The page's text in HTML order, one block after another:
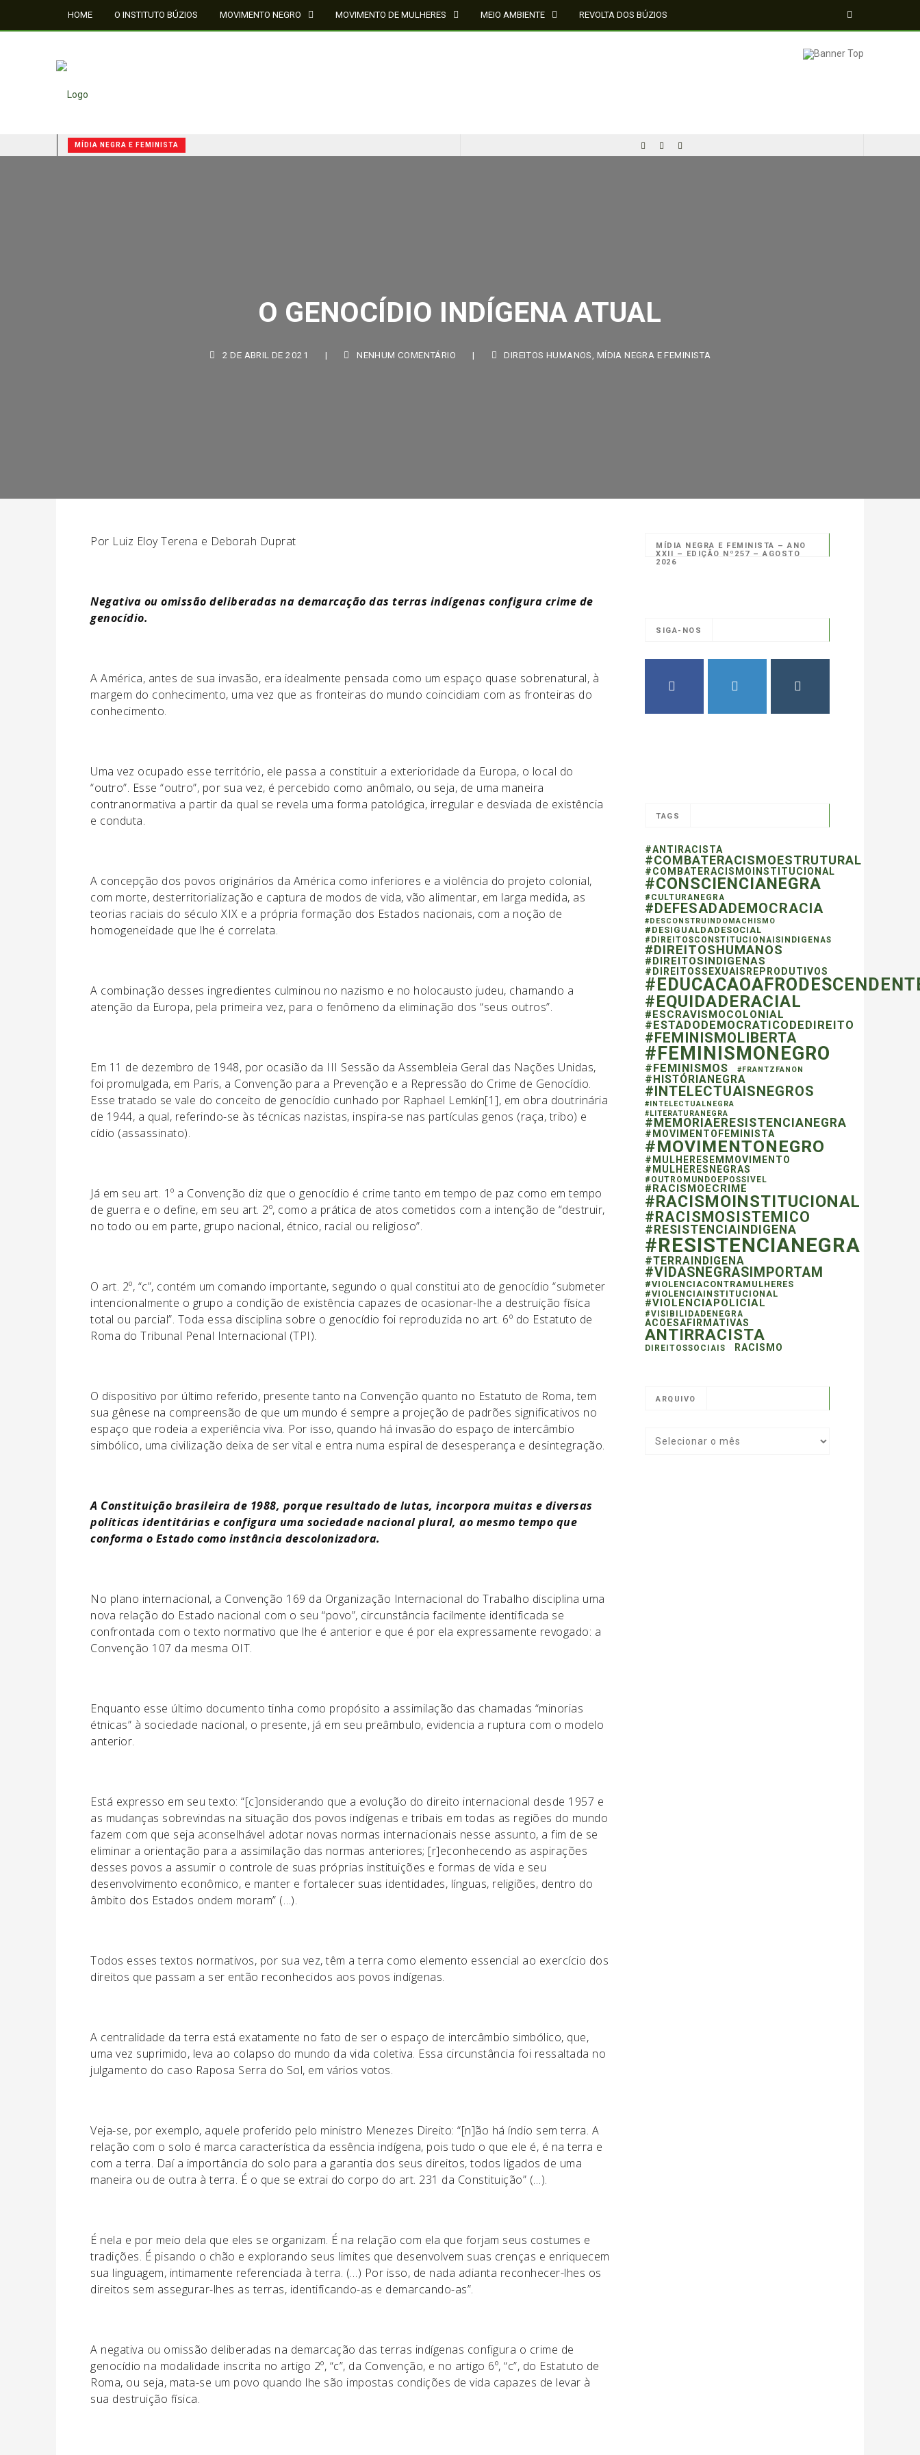
HOME O INSTITUTO BÚZIOS MOVIMENTO NEGRO MOVIMENTO DE MULHERES MEIO AMBIENTE REVOLTA DOS BÚZIOS
MÍDIA NEGRA E FEMINISTA
O GENOCÍDIO INDÍGENA ATUAL
Por Luiz Eloy Terena e Deborah Duprat
Negativa ou omissão deliberadas na demarcação das terras indígenas configura crime de
genocídio.
A América, antes de sua invasão, era idealmente pensada como um espaço quase sobrenatural, à
margem do conhecimento, uma vez que as fronteiras do mundo coincidiam com as fronteiras do
conhecimento.
Uma vez ocupado esse território, ele passa a constituir a exterioridade da Europa, o local do
“outro”. Esse “outro”, por sua vez, é percebido como anômalo, ou seja, de uma maneira
contranormativa a partir da qual se revela uma forma patológica, irregular e desviada de existência
e conduta.
A concepção dos povos originários da América como inferiores e a violência do projeto colonial,
com morte, desterritorialização e captura de modos de vida, vão alimentar, em larga medida, as
teorias raciais do século XIX e a própria formação dos Estados nacionais, com a noção de
homogeneidade que lhe é correlata.
A combinação desses ingredientes culminou no nazismo e no holocausto judeu, chamando a
atenção da Europa, pela primeira vez, para o fenômeno da eliminação dos “seus outros”.
Em 11 de dezembro de 1948, por ocasião da III Sessão da Assembleia Geral das Nações Unidas,
foi promulgada, em Paris, a Convenção para a Prevenção e a Repressão do Crime de Genocídio.
Esse tratado se vale do conceito de genocídio cunhado por Raphael Lemkin[1], em obra doutrinária
de 1944, a qual, referindo-se às técnicas nazistas, inspira-se nas partículas genos (raça, tribo) e
cídio (assassinato).
Já em seu art. 1º a Convenção diz que o genocídio é crime tanto em tempo de paz como em tempo
de guerra e o define, em seu art. 2º, como a prática de atos cometidos com a intenção de “destruir,
no todo ou em parte, grupo nacional, étnico, racial ou religioso”.
O art. 2º, “c”, contém um comando importante, segundo o qual constitui ato de genocídio “submeter
intencionalmente o grupo a condição de existência capazes de ocasionar-lhe a destruição física
total ou parcial”. Toda essa disciplina sobre o genocídio foi reproduzida no art. 6º do Estatuto de
Roma do Tribunal Penal Internacional (TPI).
O dispositivo por último referido, presente tanto na Convenção quanto no Estatuto de Roma, tem
sua gênese na compreensão de que um mundo é sempre a projeção de padrões significativos no
espaço que rodeia a experiência viva. Por isso, quando há invasão do espaço de intercâmbio
simbólico, uma civilização deixa de ser vital e entra numa espiral de desesperança e desintegração.
A Constituição brasileira de 1988, porque resultado de lutas, incorpora muitas e diversas
políticas identitárias e configura uma sociedade nacional plural, ao mesmo tempo que
conforma o Estado como instância descolonizadora.
No plano internacional, a Convenção 169 da Organização Internacional do Trabalho disciplina uma
nova relação do Estado nacional com o seu “povo”, circunstância facilmente identificada se
confrontada com o texto normativo que lhe é anterior e que é por ela expressamente revogado: a
Convenção 107 da mesma OIT.
Enquanto esse último documento tinha como propósito a assimilação das chamadas “minorias
étnicas” à sociedade nacional, o presente, já em seu preâmbulo, evidencia a ruptura com o modelo
anterior.
Está expresso em seu texto: “[c]onsiderando que a evolução do direito internacional desde 1957 e
as mudanças sobrevindas na situação dos povos indígenas e tribais em todas as regiões do mundo
fazem com que seja aconselhável adotar novas normas internacionais nesse assunto, a fim de se
eliminar a orientação para a assimilação das normas anteriores; [r]econhecendo as aspirações
desses povos a assumir o controle de suas próprias instituições e formas de vida e seu
desenvolvimento econômico, e manter e fortalecer suas identidades, línguas, religiões, dentro do
âmbito dos Estados ondem moram” (…).
Todos esses textos normativos, por sua vez, têm a terra como elemento essencial ao exercício dos
direitos que passam a ser então reconhecidos aos povos indígenas.
A centralidade da terra está exatamente no fato de ser o espaço de intercâmbio simbólico, que,
uma vez suprimido, leva ao colapso do mundo da vida coletiva. Essa circunstância foi ressaltada no
julgamento do caso Raposa Serra do Sol, em vários votos.
Veja-se, por exemplo, aquele proferido pelo ministro Menezes Direito: “[n]ão há índio sem terra. A
relação com o solo é marca característica da essência indígena, pois tudo o que ele é, é na terra e
com a terra. Daí a importância do solo para a garantia dos seus direitos, todos ligados de uma
maneira ou de outra à terra. É o que se extrai do corpo do art. 231 da Constituição” (…).
É nela e por meio dela que eles se organizam. É na relação com ela que forjam seus costumes e
tradições. É pisando o chão e explorando seus limites que desenvolvem suas crenças e enriquecem
sua linguagem, intimamente referenciada à terra. (…) Por isso, de nada adianta reconhecer-lhes os
direitos sem assegurar-lhes as terras, identificando-as e demarcando-as”.
A negativa ou omissão deliberadas na demarcação das terras indígenas configura o crime de
genocídio na modalidade inscrita no artigo 2º, “c”, da Convenção, e no artigo 6º, “c”, do Estatuto de
Roma, ou seja, mata-se um povo quando lhe são impostas condições de vida capazes de levar à
sua destruição física.
MÍDIA NEGRA E FEMINISTA – ANO
XXII – EDIÇÃO Nº257 – AGOSTO
2026
SIGA-NOS
TAGS
#ANTIRACISTA
#COMBATERACISMOESTRUTURAL
#COMBATERACISMOINSTITUCIONAL
#CONSCIENCIANEGRA
#CULTURANEGRA
#DEFESADADEMOCRACIA
#DESCONSTRUINDOMACHISMO
#DESIGUALDADESOCIAL
#DIREITOSCONSTITUCIONAISINDIGENAS
#DIREITOSHUMANOS
#DIREITOSINDIGENAS
#DIREITOSSEXUAISREPRODUTIVOS
#EQUIDADERACIAL
#ESCRAVISMOCOLONIAL
#ESTADODEMOCRATICODEDIREITO
#FEMINISMOLIBERTA
#FEMINISMONEGRO
#FEMINISMOS #FRANTZFANON
#HISTÓRIANEGRA
#INTELECTUAISNEGROS
#INTELECTUALNEGRA
#LITERATURANEGRA
#MEMORIAERESISTENCIANEGRA
#MOVIMENTOFEMINISTA
#MOVIMENTONEGRO
#MULHERESEMMOVIMENTO
#MULHERESNEGRAS
#OUTROMUNDOEPOSSIVEL
#RACISMOECRIME
#RACISMOINSTITUCIONAL
#RACISMOSISTEMICO
#RESISTENCIAINDIGENA
#RESISTENCIANEGRA
#TERRAINDIGENA
#VIDASNEGRASIMPORTAM
#VIOLENCIACONTRAMULHERES
#VIOLENCIAINSTITUCIONAL
#VIOLENCIAPOLICIAL
#VISIBILIDADENEGRA
ACOESAFIRMATIVAS
ANTIRRACISTA
DIREITOSSOCIAIS RACISMO
ARQUIVO